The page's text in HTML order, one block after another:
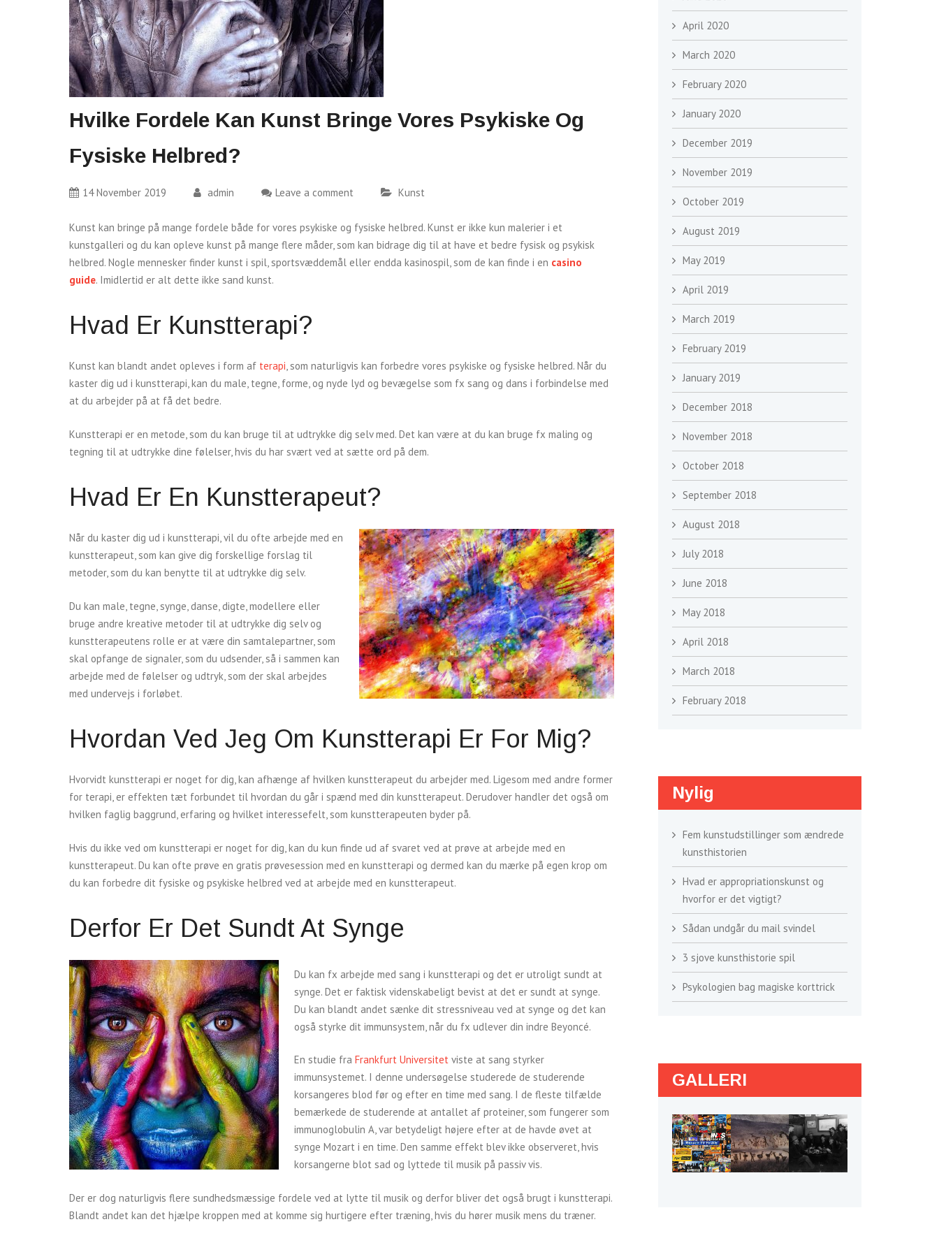
Hvilke Fordele Kan Kunst Bringe Vores Psykiske Og
Fysiske Helbred?
14 November 2019 admin Leave a comment Kunst
Kunst kan bringe på mange fordele både for vores psykiske og fysiske helbred. Kunst er ikke kun malerier i et
kunstgalleri og du kan opleve kunst på mange flere måder, som kan bidrage dig til at have et bedre fysisk og psykisk
helbred. Nogle mennesker finder kunst i spil, sportsvæddemål eller endda kasinospil, som de kan finde i en casino
guide. Imidlertid er alt dette ikke sand kunst.
Hvad Er Kunstterapi?
Kunst kan blandt andet opleves i form af terapi, som naturligvis kan forbedre vores psykiske og fysiske helbred. Når du
kaster dig ud i kunstterapi, kan du male, tegne, forme, og nyde lyd og bevægelse som fx sang og dans i forbindelse med
at du arbejder på at få det bedre.
Kunstterapi er en metode, som du kan bruge til at udtrykke dig selv med. Det kan være at du kan bruge fx maling og
tegning til at udtrykke dine følelser, hvis du har svært ved at sætte ord på dem.
Hvad Er En Kunstterapeut?
Når du kaster dig ud i kunstterapi, vil du ofte arbejde med en
kunstterapeut, som kan give dig forskellige forslag til
metoder, som du kan benytte til at udtrykke dig selv.
Du kan male, tegne, synge, danse, digte, modellere eller
bruge andre kreative metoder til at udtrykke dig selv og
kunstterapeutens rolle er at være din samtalepartner, som
skal opfange de signaler, som du udsender, så i sammen kan
arbejde med de følelser og udtryk, som der skal arbejdes
med undervejs i forløbet.
Hvordan Ved Jeg Om Kunstterapi Er For Mig?
Hvorvidt kunstterapi er noget for dig, kan afhænge af hvilken kunstterapeut du arbejder med. Ligesom med andre former
for terapi, er effekten tæt forbundet til hvordan du går i spænd med din kunstterapeut. Derudover handler det også om
hvilken faglig baggrund, erfaring og hvilket interessefelt, som kunstterapeuten byder på.
Hvis du ikke ved om kunstterapi er noget for dig, kan du kun finde ud af svaret ved at prøve at arbejde med en
kunstterapeut. Du kan ofte prøve en gratis prøvesession med en kunstterapi og dermed kan du mærke på egen krop om
du kan forbedre dit fysiske og psykiske helbred ved at arbejde med en kunstterapeut.
Derfor Er Det Sundt At Synge
Du kan fx arbejde med sang i kunstterapi og det er utroligt sundt at
synge. Det er faktisk videnskabeligt bevist at det er sundt at synge.
Du kan blandt andet sænke dit stressniveau ved at synge og det kan
også styrke dit immunsystem, når du fx udlever din indre Beyoncé.
En studie fraFrankfurt Universitet viste at sang styrker
immunsystemet. I denne undersøgelse studerede de studerende
korsangeres blod før og efter en time med sang. I de fleste tilfælde
bemærkede de studerende at antallet af proteiner, som fungerer som
immunoglobulin A, var betydeligt højere efter at de havde øvet at
synge Mozart i en time. Den samme effekt blev ikke observeret, hvis
korsangerne blot sad og lyttede til musik på passiv vis.
Der er dog naturligvis flere sundhedsmæssige fordele ved at lytte til musik og derfor bliver det også brugt i kunstterapi.
Blandt andet kan det hjælpe kroppen med at komme sig hurtigere efter træning, hvis du hører musik mens du træner.
April 2020
March 2020
February 2020
January 2020
December 2019
November 2019
October 2019
August 2019
May 2019
April 2019
March 2019
February 2019
January 2019
December 2018
November 2018
October 2018
September 2018
August 2018
July 2018
June 2018
May 2018
April 2018
March 2018
February 2018
Nylig
Fem kunstudstillinger som ændrede
kunsthistorien
Hvad er appropriationskunst og
hvorfor er det vigtigt?
Sådan undgår du mail svindel
3 sjove kunsthistorie spil
Psykologien bag magiske korttrick
GALLERI